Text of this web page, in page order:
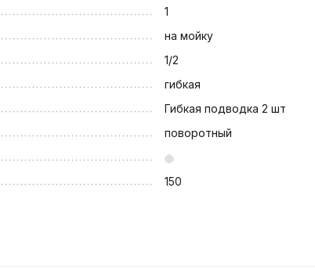
1
на мойку
1/2
гибкая
Гибкая подводка 2 шт
поворотный
150